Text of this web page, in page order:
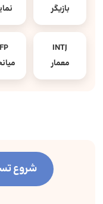
بازیگر
INTJ
معمار
شروع تست